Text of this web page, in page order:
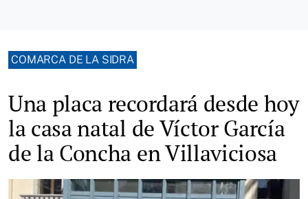
COMARCA DE LA SIDRA
Una placa recordará desde hoy
la casa natal de Víctor García
de la Concha en Villaviciosa